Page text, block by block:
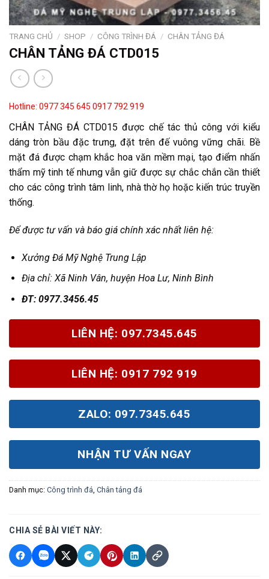
TRANG CHỦ / SHOP / CÔNG TRÌNH ĐÁ / CHÂN TẢNG ĐÁ
CHÂN TẢNG ĐÁ CTD015
Hotline: 0977 345 645 0917 792 919
CHÂN TẢNG ĐÁ CTD015 được chế tác thủ công với kiểu
dáng tròn bầu đặc trưng, đặt trên đế vuông vững chãi. Bề
mặt đá được chạm khắc hoa văn mềm mại, tạo điểm nhấn
thẩm mỹ tinh tế nhưng vẫn giữ được sự chắc chắn cần thiết
cho các công trình tâm linh, nhà thờ họ hoặc kiến trúc truyền
thống.
Để được tư vấn và báo giá chính xác nhất liên hệ:
Xưởng Đá Mỹ Nghệ Trung Lập
Địa chỉ: Xã Ninh Vân, huyện Hoa Lư, Ninh Bình
ĐT: 0977.3456.45
LIÊN HỆ: 097.7345.645
LIÊN HỆ: 0917 792 919
ZALO: 097.7345.645
NHẬN TƯ VẤN NGAY
Danh mục: Công trình đá, Chân tảng đá
CHIA SẺ BÀI VIẾT NÀY: